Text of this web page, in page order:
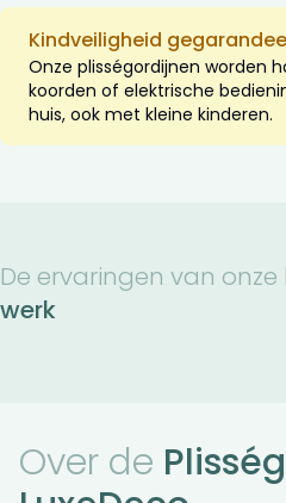
Kindveiligheid
Onze plisségordijnen worden
koorden of elektrische
huis, ook met kleine kinderen.
De ervaringen van
werk
Over de